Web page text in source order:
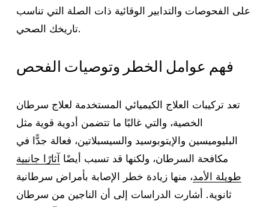
على الفحوصات والتدابير الوقائية ذات الصلة التي تناسب
تاريخك الصحي.
فهم عوامل الخطر وتوصيات الفحص
تعد تركيبات العلاج الكيميائي المستخدمة لعلاج سرطان
الخصية، والتي غالبًا ما تتضمن أدوية قوية مثل
البليوميسين والإيتوبوسيد والسيسبلاتين، فعالة جدًّا في
مكافحة السرطان، ولكنها قد تسبب أيضًا آثارًا جانبية
طويلة الأمد، منها زيادة خطر الإصابة بأمراض سرطانية
ثانوية. أشارت الدراسات إلى أن الناجين من سرطان